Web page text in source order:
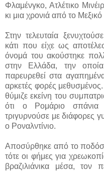
Φλαμένγκο, Ατλέτικο
κι μια χρονιά από το
Στην τελευταία
κάτι που είχε ως
όνομά του ακούστηκε
στην Ελλάδα, την
παρευρεθεί στα
αρκετές φορές
θύμιζε εκείνη του
ότι ο Ρομάριο σπάνια
τριγυρνούσε με διάφορες
ο Ροναλντίνιο.
Αποσύρθηκε από το
τότε οι φήμες για
βραζιλιάνικα μέσα, τον